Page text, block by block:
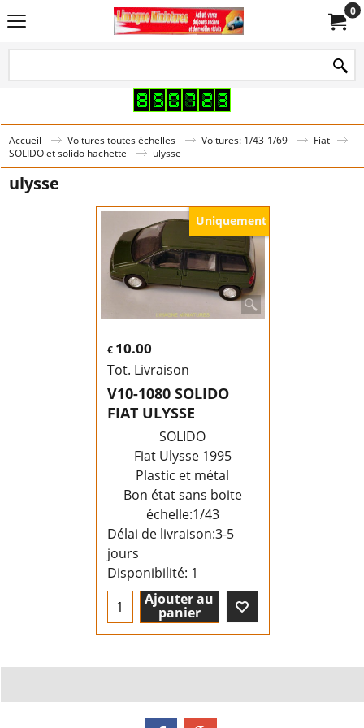
0
Accueil Voitures toutes échelles Voitures: 1/43-1/69
Fiat
SOLIDO et solido hachette
ulysse
ulysse
Uniquement
€ 10.00
Tot. Livraison
V10-1080 SOLIDO
FIAT ULYSSE
SOLIDO
Fiat Ulysse 1995
Plastic et métal
Bon état sans boite
échelle:1/43
Délai de livraison:3-5
jours
Disponibilité: 1
Ajouter au
panier